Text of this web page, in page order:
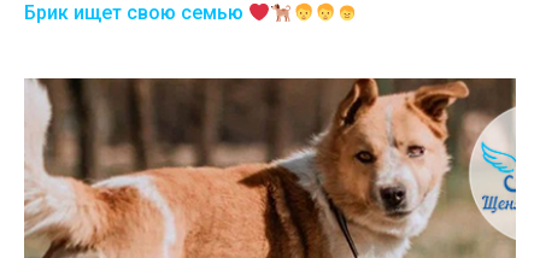
Брик ищет свою семью